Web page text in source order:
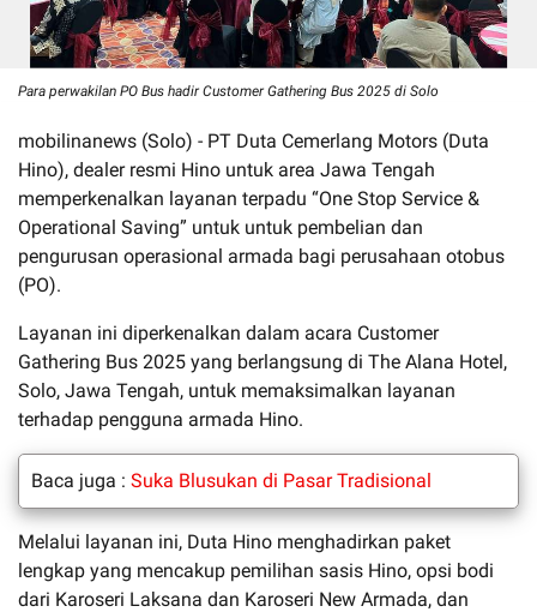
Para perwakilan PO Bus hadir Customer Gathering Bus 2025 di Solo
mobilinanews (Solo) - PT Duta Cemerlang Motors (Duta
Hino), dealer resmi Hino untuk area Jawa Tengah
memperkenalkan layanan terpadu “One Stop Service &
Operational Saving” untuk untuk pembelian dan
pengurusan operasional armada bagi perusahaan otobus
(PO).
Layanan ini diperkenalkan dalam acara Customer
Gathering Bus 2025 yang berlangsung di The Alana Hotel,
Solo, Jawa Tengah, untuk memaksimalkan layanan
terhadap pengguna armada Hino.
Baca juga : Suka Blusukan di Pasar Tradisional
Melalui layanan ini, Duta Hino menghadirkan paket
lengkap yang mencakup pemilihan sasis Hino, opsi bodi
dari Karoseri Laksana dan Karoseri New Armada, dan